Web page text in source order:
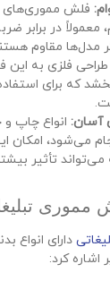
فلش مموری‌های
معمولاً در برابر
مدل‌ها مقاوم
طراحی فلزی به
که برای
انواع چاپ
می‌شود، امکان
می‌تواند تأثیر
مموری
دارای انواع
اشاره کرد: